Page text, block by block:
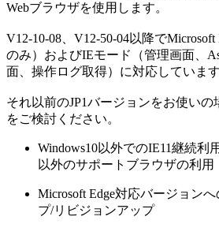
Webブラウザを使用します。
V12-10-08、V12-50-04以降で
のみ）およびIEモード（管理画面、
面、操作ログ取得）に対応しています
それ以前のJP1バージョンをお使い
をご検討ください。
Windows10以外でのIE11継続利
以外のサポートブラウザの利用
Microsoft Edge対応バージョン
プ/リビジョンアップ